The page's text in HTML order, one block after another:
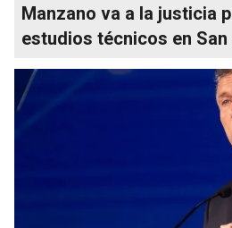
Manzano va a la justicia
estudios técnicos en San